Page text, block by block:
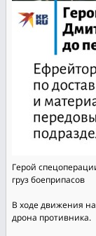
Герой
груз боеприпасов
В ходе движения на
дрона противника.